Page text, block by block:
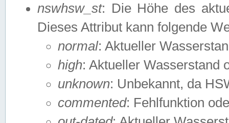
nswhsw_st: Die Höhe des
Dieses Attribut kann folgende
normal: Aktueller
high: Aktueller Wasserstand
unknown: Unbekannt, da
commented: Fehlfunktion